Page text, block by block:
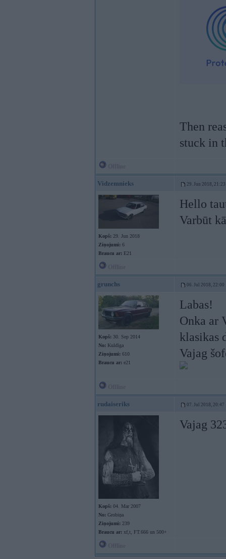
Then
stuck in
Vidzemnieks 29. Jun 2018, 21:23
Kopš: 29. Jun 2018
Ziņojumi: 6
Braucu ar: E21
Hello
Varbūt
grunchs 06. Jul 2018, 22:00
Kopš: 30. Sep 2014
No: Kuldīga
Ziņojumi: 610
Braucu ar: e21
Labas!
Onka ar
klasikas
Vajag
rudaiseriks 07. Jul 2018, 20:47
Kopš: 04. Mar 2007
No: Grobiņa
Ziņojumi: 239
Braucu ar: xf,t, FT.666 un 500+
Vajag